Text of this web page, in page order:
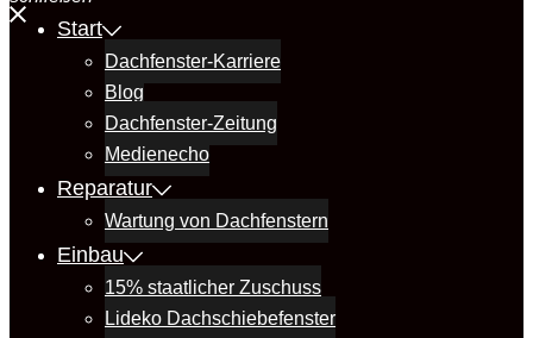
Start
Dachfenster-Karriere
Blog
Dachfenster-Zeitung
Medienecho
Reparatur
Wartung von Dachfenstern
Einbau
15% staatlicher Zuschuss
Lideko Dachschiebefenster